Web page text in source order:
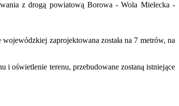
z drogą powiatową Borowa - Wola Mielecka -
zaprojektowana została na 7 metrów, na
i oświetlenie terenu, przebudowane zostaną istniejące